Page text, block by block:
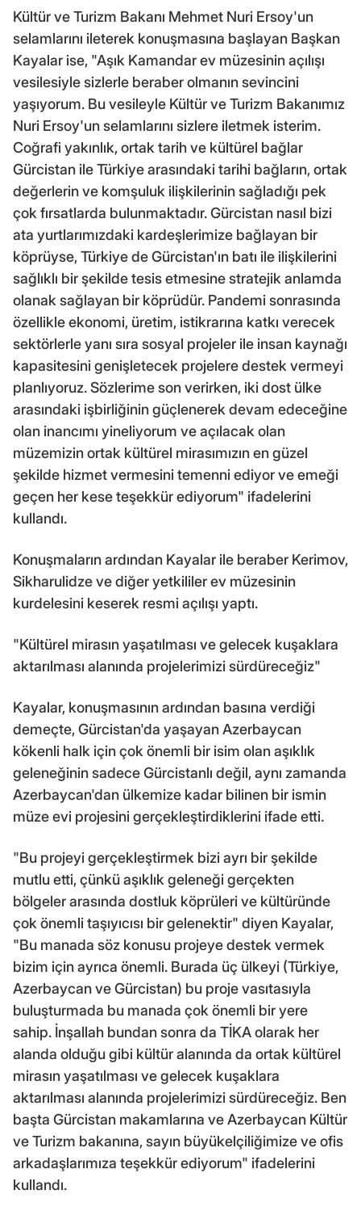
Kültür ve Turizm Bakanı Mehmet Nuri Ersoy'un
selamlarını ileterek konuşmasına başlayan Başkan
Kayalar ise, "Aşık Kamandar ev müzesinin açılışı
vesilesiyle sizlerle beraber olmanın sevincini
yaşıyorum. Bu vesileyle Kültür ve Turizm Bakanımız
Nuri Ersoy'un selamlarını sizlere iletmek isterim.
Coğrafi yakınlık, ortak tarih ve kültürel bağlar
Gürcistan ile Türkiye arasındaki tarihi bağların, ortak
değerlerin ve komşuluk ilişkilerinin sağladığı pek
çok fırsatlarda bulunmaktadır. Gürcistan nasıl bizi
ata yurtlarımızdaki kardeşlerimize bağlayan bir
köprüyse, Türkiye de Gürcistan'ın batı ile ilişkilerini
sağlıklı bir şekilde tesis etmesine stratejik anlamda
olanak sağlayan bir köprüdür. Pandemi sonrasında
özellikle ekonomi, üretim, istikrarına katkı verecek
sektörlerle yanı sıra sosyal projeler ile insan kaynağı
kapasitesini genişletecek projelere destek vermeyi
planlıyoruz. Sözlerime son verirken, iki dost ülke
arasındaki işbirliğinin güçlenerek devam edeceğine
olan inancımı yineliyorum ve açılacak olan
müzemizin ortak kültürel mirasımızın en güzel
şekilde hizmet vermesini temenni ediyor ve emeği
geçen her kese teşekkür ediyorum" ifadelerini
kullandı.
Konuşmaların ardından Kayalar ile beraber Kerimov,
Sikharulidze ve diğer yetkililer ev müzesinin
kurdelesini keserek resmi açılışı yaptı.
"Kültürel mirasın yaşatılması ve gelecek kuşaklara
aktarılması alanında projelerimizi sürdüreceğiz"
Kayalar, konuşmasının ardından basına verdiği
demeçte, Gürcistan'da yaşayan Azerbaycan
kökenli halk için çok önemli bir isim olan aşıklık
geleneğinin sadece Gürcistanlı değil, aynı zamanda
Azerbaycan'dan ülkemize kadar bilinen bir ismin
müze evi projesini gerçekleştirdiklerini ifade etti.
"Bu projeyi gerçekleştirmek bizi ayrı bir şekilde
mutlu etti, çünkü aşıklık geleneği gerçekten
bölgeler arasında dostluk köprüleri ve kültüründe
çok önemli taşıyıcısı bir gelenektir" diyen Kayalar,
"Bu manada söz konusu projeye destek vermek
bizim için ayrıca önemli. Burada üç ülkeyi (Türkiye,
Azerbaycan ve Gürcistan) bu proje vasıtasıyla
buluşturmada bu manada çok önemli bir yere
sahip. İnşallah bundan sonra da TİKA olarak her
alanda olduğu gibi kültür alanında da ortak kültürel
mirasın yaşatılması ve gelecek kuşaklara
aktarılması alanında projelerimizi sürdüreceğiz. Ben
başta Gürcistan makamlarına ve Azerbaycan Kültür
ve Turizm bakanına, sayın büyükelçiliğimize ve ofis
arkadaşlarımıza teşekkür ediyorum" ifadelerini
kullandı.